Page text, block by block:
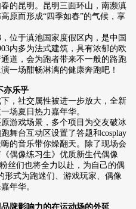
的昆明。昆明三面环山，南濒滇
原而形成“四季如春”的气候，享
位于滇池国家度假区内，是中国
内多为法式建筑，具有浓郁的欧
道，会为跑者带来不一般的路跑
一场酣畅淋漓的健康奔跑吧！
亦乐乎
，社交属性被进一步放大，全新
场夏日热力嘉年华。
游戏场景，多个项目为交友破冰
舞台互动区设置了答题和cosplay
的音乐带你燥翻天。除了现场会
偶像练习生》优质新生代偶像
丝们也将全力以赴，为自己的偶
形式为跑迷们、游戏玩家、偶像
年华。
品牌影响力的在运动场的外延